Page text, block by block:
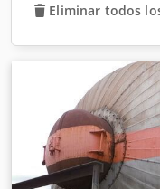
Eliminar todos